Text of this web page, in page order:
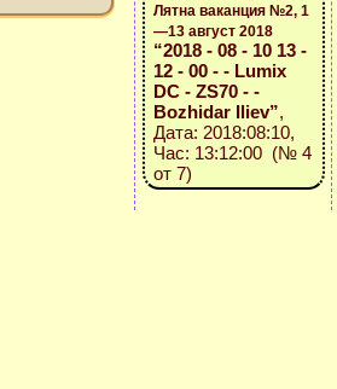
Лятна ваканция №2, 1
—13 август 2018
“2018 - 08 - 10 13 -
12 - 00 - - Lumix
DC - ZS70 - -
Bozhidar Iliev”,
Дата: 2018:08:10,
Час: 13:12:00 (№ 4
от 7)